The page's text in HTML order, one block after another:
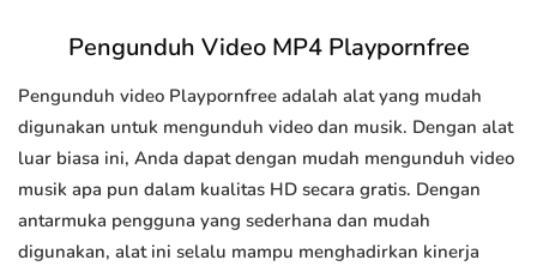
Pengunduh Video MP4 Playpornfree
Pengunduh video Playpornfree adalah alat yang mudah
digunakan untuk mengunduh video dan musik. Dengan alat
luar biasa ini, Anda dapat dengan mudah mengunduh video
musik apa pun dalam kualitas HD secara gratis. Dengan
antarmuka pengguna yang sederhana dan mudah
digunakan, alat ini selalu mampu menghadirkan kinerja